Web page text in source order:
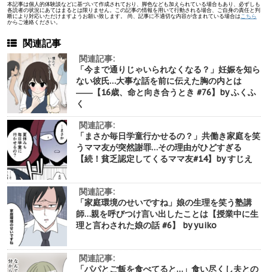
本記事は個人的体験談などに基づいて作成されており、脚色なども加えられている場合もあり、必ずしも
各読者の状況にあてはまるとは限りません。この記事の情報を用いて行動される場合、ご自身の責任と判
断により対応いただけますようお願い致します。 尚、記事に不適切な内容が含まれている場合は こちら
からご連絡ください。
関連記事
関連記事:
「今まで通りじゃいられなくなる？」妊娠を知ら
ない彼氏…大事な話を前に伝えた胸の内とは
――【16歳、命と向き合うとき #76】by ふくふ
く
関連記事:
「まさか毎日学童行かせるの？」共働き家庭を笑
うママ友が突然謝罪…その理由がひどすぎる
【続！貧乏認定してくるママ友#14】by すじえ
関連記事:
「家庭環境のせいですね」娘の生理を笑う塾講
師…親を呼びつけ言い出したことは【授業中に生
理と言わされた娘の話 #6】 by yuiko
関連記事:
「パパとご飯を食べてると…」食い尽くし夫との